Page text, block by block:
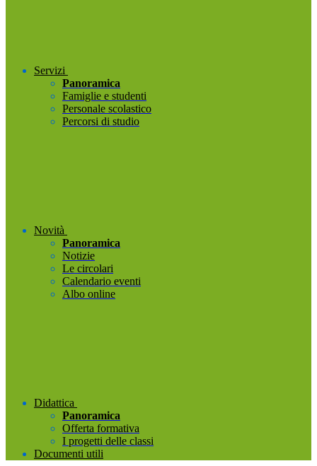
Servizi
Panoramica
Famiglie e studenti
Personale scolastico
Percorsi di studio
Novità
Panoramica
Notizie
Le circolari
Calendario eventi
Albo online
Didattica
Panoramica
Offerta formativa
I progetti delle classi
Documenti utili